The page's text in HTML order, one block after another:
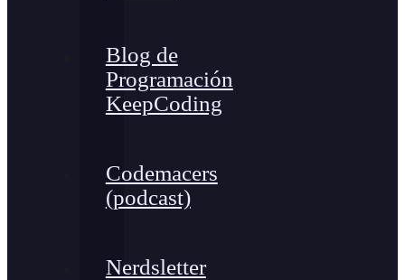
Blog de
Programación
KeepCoding
Codemacers
(podcast)
Nerdsletter